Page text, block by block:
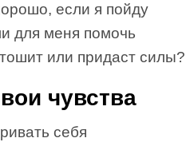
если я пойду
для меня помочь
или придаст силы?
чувства
себя